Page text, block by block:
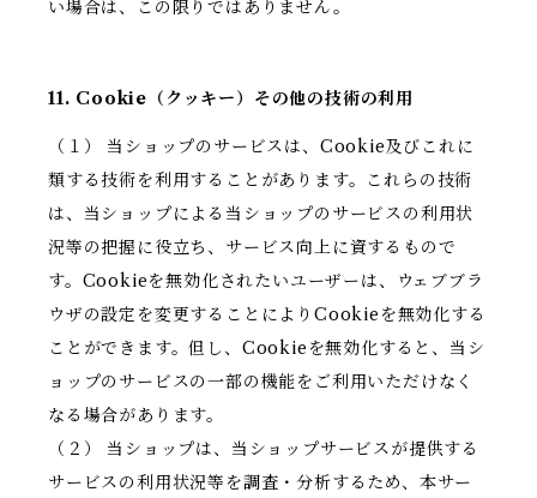
い場合は、この限りではありません。
11. Cookie（クッキー）その他の技術の利用
（１） 当ショップのサービスは、Cookie及びこれに
類する技術を利用することがあります。これらの技術
は、当ショップによる当ショップのサービスの利用状
況等の把握に役立ち、サービス向上に資するもので
す。Cookieを無効化されたいユーザーは、ウェブブラ
ウザの設定を変更することによりCookieを無効化する
ことができます。但し、Cookieを無効化すると、当シ
ョップのサービスの一部の機能をご利用いただけなく
なる場合があります。
（２） 当ショップは、当ショップサービスが提供する
サービスの利用状況等を調査・分析するため、本サー